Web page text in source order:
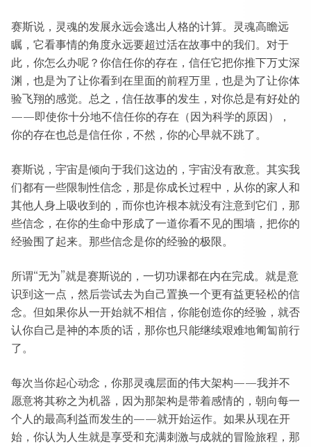
赛斯说，灵魂的发展永远会逃出人格的计算。灵魂高瞻远
瞩，它看事情的角度永远要超过活在故事中的我们。对于
此，你怎么办呢？你信任你的存在，信任它把你推下万丈深
渊，也是为了让你看到在里面的前程万里，也是为了让你体
验飞翔的感觉。总之，信任故事的发生，对你总是有好处的
——即使你十分地不信任你的存在（因为科学的原因），
你的存在也总是信任你，不然，你的心早就不跳了。
赛斯说，宇宙是倾向于我们这边的，宇宙没有敌意。其实我
们都有一些限制性信念，那是你成长过程中，从你的家人和
其他人身上吸收到的，而你也许根本就没有注意到它们，那
些信念，在你的生命中形成了一道你看不见的围墙，把你的
经验围了起来。那些信念是你的经验的极限。
所谓“无为”就是赛斯说的，一切功课都在内在完成。就是意
识到这一点，然后尝试去为自己置换一个更有益更轻松的信
念。但如果你从一开始就不相信，你能创造你的经验，就否
认你自己是神的本质的话，那你也只能继续艰难地匍匐前行
了。
每次当你起心动念，你那灵魂层面的伟大架构——我并不
愿意将其称之为机器，因为那架构是带着感情的，朝向每一
个人的最高利益而发生的——就开始运作。如果从现在开
始，你认为人生就是享受和充满刺激与成就的冒险旅程，那